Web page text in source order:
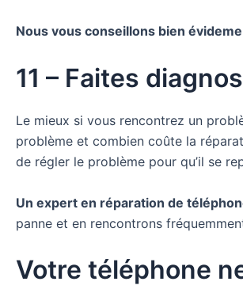
Nous vous conseillons bien
11 – Faites
Le mieux si vous rencontrez un
problème et combien coûte la
de régler le problème pour qu’il se
Un expert en réparation de
panne et en rencontrons
Votre téléphone